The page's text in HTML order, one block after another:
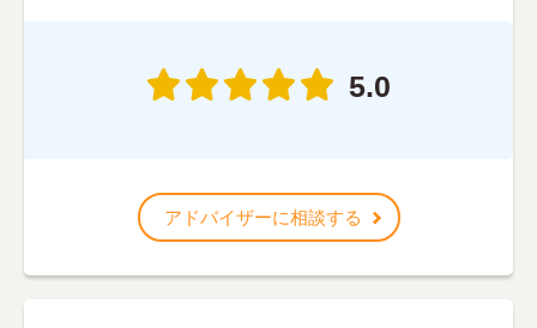
5.0
アドバイザーに相談する